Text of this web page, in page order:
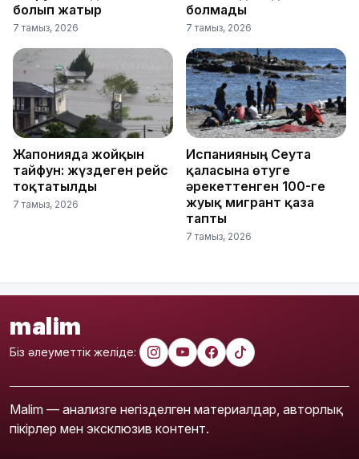
болып жатыр
7 тамыз, 2026
болмады
7 тамыз, 2026
Жапонияда жойқын
тайфун: жүздеген рейс
тоқтатылды
7 тамыз, 2026
Испанияның Сеута
қаласына өтуге
әрекеттенген 100-ге
жуық мигрант қаза
тапты
7 тамыз, 2026
malim
Біз әлеуметтік желіде:
Malim — анализге негізделген материалдар, авторлық
пікірлер мен эксклюзив контент.